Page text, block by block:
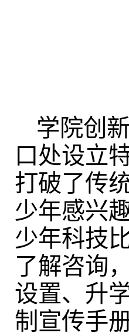
学院创
口处设立
打破了传
少年感兴
少年科技
了解咨询
设置、升
制宣传手